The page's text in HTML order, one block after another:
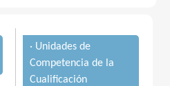
· Unidades de
Competencia de la
Cualificación